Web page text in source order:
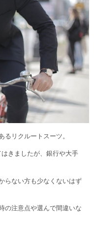
るリクルートスーツ。
きましたが、銀行や大手
らない方も少なくないはず
の注意点や選んで間違いな